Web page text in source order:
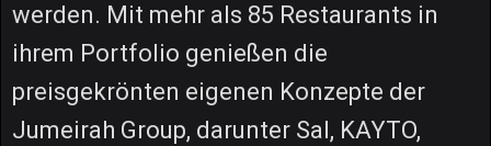
werden. Mit mehr als 85 Restaurants in
ihrem Portfolio genießen die
preisgekrönten eigenen Konzepte der
Jumeirah Group, darunter Sal, KAYTO,